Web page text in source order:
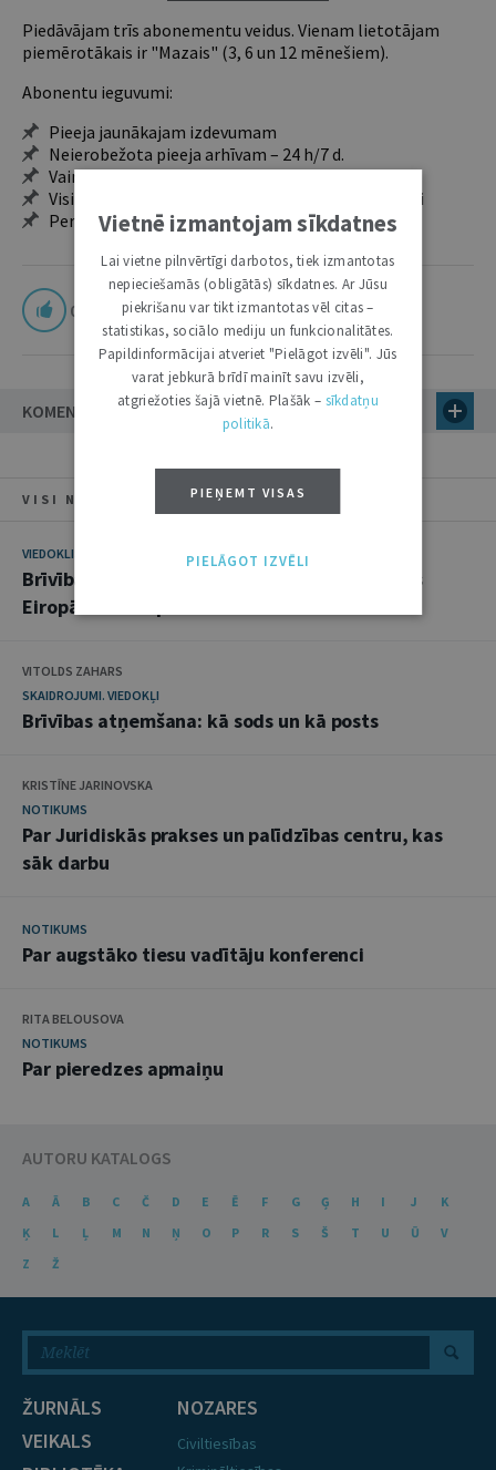
Piedāvājam trīs abonementu veidus. Vienam lietotājam
piemērotākais ir "Mazais" (3, 6 un 12 mēnešiem).
Abonentu ieguvumi:
Pieeja jaunākajam izdevumam
Neierobežota pieeja arhīvam – 24 h/7 d.
Vairāk nekā 18 000 rakstu un 2000 autoru
Visi tematiskie numuri un ikgadējie grāmatžurnāli
Personalizētās iespējas – piezīmes, citāti, mapes
0
KOMENTĀRI
VISI NUMURA RAKSTI
VIEDOKLIS
Brīvības atņemšanas alternatīvas: tendences
Eiropā un citur pasaulē
VITOLDS ZAHARS
SKAIDROJUMI. VIEDOKĻI
Brīvības atņemšana: kā sods un kā posts
KRISTĪNE JARINOVSKA
NOTIKUMS
Par Juridiskās prakses un palīdzības centru, kas
sāk darbu
NOTIKUMS
Par augstāko tiesu vadītāju konferenci
RITA BELOUSOVA
NOTIKUMS
Par pieredzes apmaiņu
AUTORU KATALOGS
A Ā B C Č D E Ē F G Ģ H I J
K
Ķ
L Ļ M N Ņ O P R S Š T U Ū
V
Z
Ž
ŽURNĀLS
VEIKALS
NOZARES
Civiltiesības
Vietnē izmantojam sīkdatnes
Lai vietne pilnvērtīgi darbotos, tiek izmantotas
nepieciešamās (obligātās) sīkdatnes. Ar Jūsu
piekrišanu var tikt izmantotas vēl citas –
statistikas, sociālo mediju un funkcionalitātes.
Papildinformācijai atveriet "Pielāgot izvēli". Jūs
varat jebkurā brīdī mainīt savu izvēli,
atgriežoties šajā vietnē. Plašāk – sīkdatņu
politikā.
PIEŅEMT VISAS
PIELĀGOT IZVĒLI